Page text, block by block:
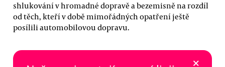
shlukování v hromadné dopravě a bezemisně na rozdíl
od těch, kteří v době mimořádných opatření ještě
posílili automobilovou dopravu.
×